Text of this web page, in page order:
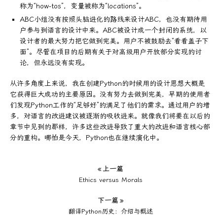
称为“how-tos”，变量被称为“locations”。
ABC小组没有按照头脑进化的路线来设计ABC，也没有期待用
户参与到语言的设计中来。ABC被设计成一个封闭的系统，以
设计者的最大努力把它做到完美。用户不被鼓励去“看看盖子下
面”。尽管在项目的后期有关于对高级用户开放部分实现的讨
论，但永远没有实现。
从许多角度上来说，我在创建Python的时候用的设计思想大概是
它获得巨大成功的主要原因。没有努力去做到完美，早期的使用者
们发现Python工作的“足够好”的满足了他们的需求。通过用户的增
多，对语言的改进建议被逐渐的吸收进来。就像我们将要在以后的
章节中见到的那样，许多这些改进导致了重大的改进和语言核心部
分的重构。哪怕是今天，Python也在继续演化中。
« 上一篇
Ethics versus Morals
下一篇 »
翻译Python历史：介绍与概述